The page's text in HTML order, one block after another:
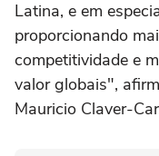
Latina, e em
proporcionando
competitividade e
valor globais",
Mauricio Claver-